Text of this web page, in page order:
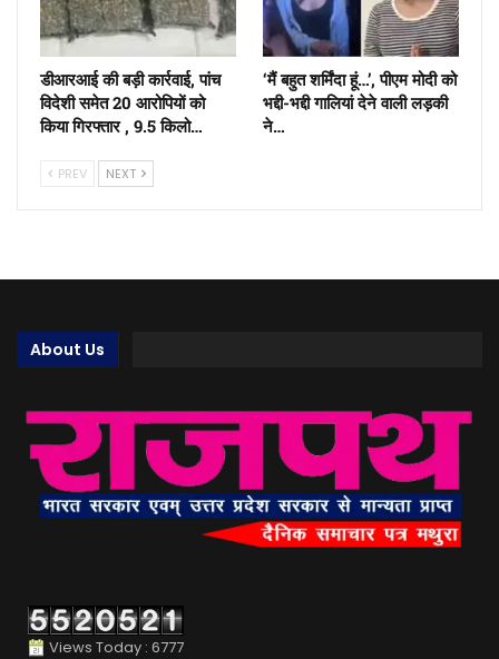
डीआरआई की बड़ी कार्रवाई, पांच
विदेशी समेत 20 आरोपियों को
किया गिरफ्तार , 9.5 किलो…
‘मैं बहुत शर्मिंदा हूं…’, पीएम मोदी को
भद्दी-भद्दी गालियां देने वाली लड़की
ने…
PREV NEXT
About Us
Views Today : 6777